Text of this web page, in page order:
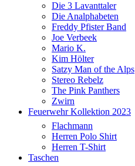
Die 3 Lavanttaler
Die Analphabeten
Freddy Pfister Band
Joe Verbeek
Mario K.
Kim Hölter
Satzy Man of the Alps
Stereo Rebelz
The Pink Panthers
Zwirn
Feuerwehr Kollektion 2023
Flachmann
Herren Polo Shirt
Herren T-Shirt
Taschen